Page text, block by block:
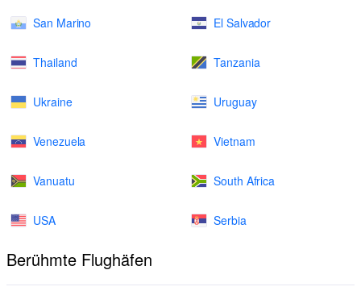
San Marino El Salvador
Thailand Tanzania
Ukraine Uruguay
Venezuela Vietnam
Vanuatu South Africa
USA Serbia
Berühmte Flughäfen